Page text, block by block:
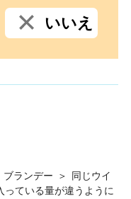
ブランデー ＞
同じウイ
っている量が違うように
いいえ